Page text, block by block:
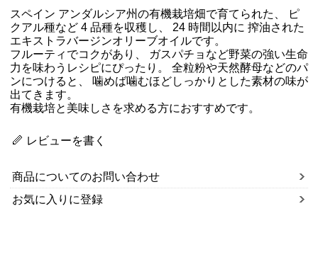
スペイン アンダルシア州の有機栽培畑で育てられた、 ピ
クアル種など 4 品種を収穫し、 24 時間以内に 搾油された
エキストラバージンオリーブオイルです。
フルーティでコクがあり、 ガスパチョなど野菜の強い生命
力を味わうレシピにぴったり。 全粒粉や天然酵母などのパ
ンにつけると、 噛めば噛むほどしっかりとした素材の味が
出てきます。
有機栽培と美味しさを求める方におすすめです。
レビューを書く
商品についてのお問い合わせ
お気に入りに登録